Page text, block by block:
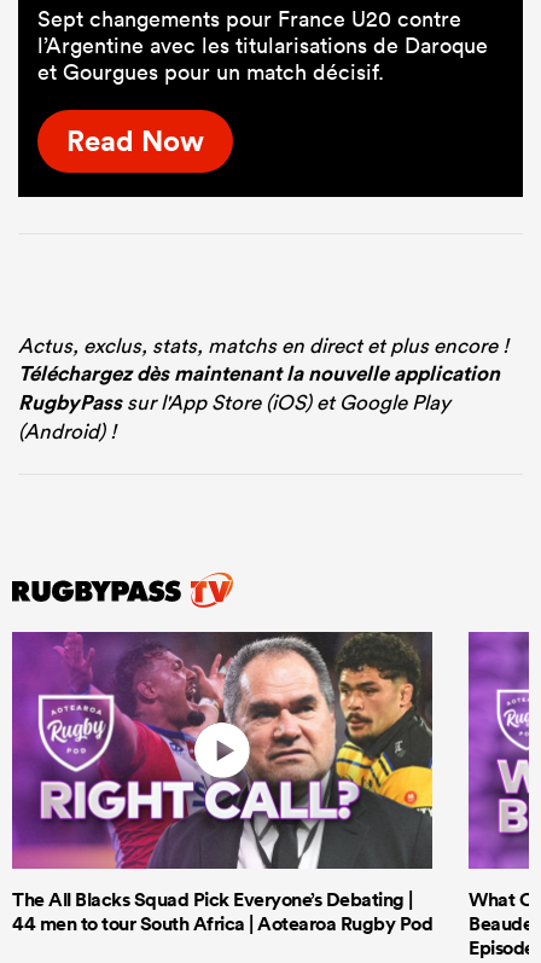
Sept changements pour France U20 contre
l’Argentine avec les titularisations de Daroque
et Gourgues pour un match décisif.
Read Now
Actus, exclus, stats, matchs en direct et plus encore !
Téléchargez dès maintenant la nouvelle application
RugbyPasssur l'App Store (iOS) et Google Play
(Android) !
The All Blacks Squad Pick Everyone’s Debating |
44 men to tour South Africa | Aotearoa Rugby Pod
What
Episode